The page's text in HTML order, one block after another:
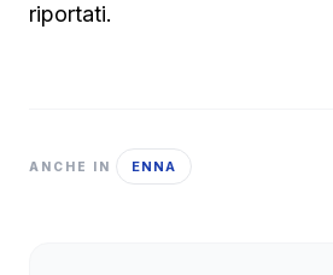
riportati.
ANCHE IN ENNA